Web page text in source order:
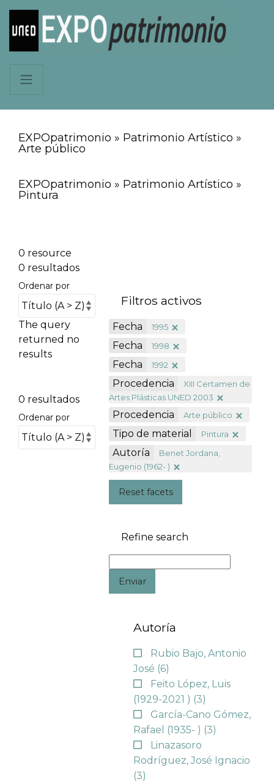
EXPOpatrimonio » Patrimonio Artístico »
Arte público
EXPOpatrimonio » Patrimonio Artístico »
Pintura
0 resource
0 resultados
Ordenar por
The query
returned no
results
0 resultados
Ordenar por
Filtros activos
Fecha 1995
Fecha 1998
Fecha 1992
Procedencia
XIII Certamen de
Artes Plásticas UNED 2003
Procedencia Arte público
Tipo de material Pintura
Autoría
Benet Jordana,
Eugenio (1962- )
Reset facets
Refine search
Enviar
Autoría
Rubio Bajo, Antonio
José (6)
Feito López, Luis
(1929-2021 ) (3)
García-Cano Gómez,
Rafael (1935- ) (3)
Linazasoro
Rodríguez, José Ignacio
(3)